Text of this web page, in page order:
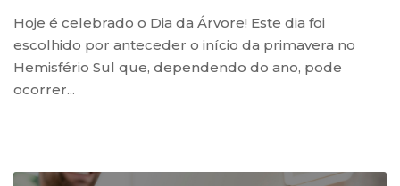
Hoje é celebrado o Dia da Árvore! Este dia foi
escolhido por anteceder o início da primavera no
Hemisfério Sul que, dependendo do ano, pode
ocorrer...